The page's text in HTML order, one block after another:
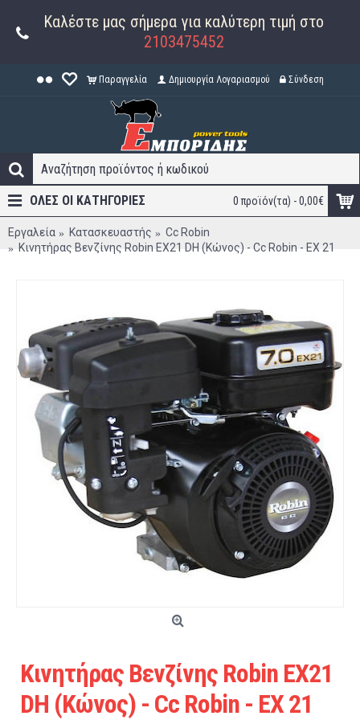
Καλέστε μας σήμερα για καλύτερη τιμή στο
2103475452
Παραγγελία Δημιουργία Λογαριασμού Σύνδεση
0 προϊόν(τα) - 0,00€
ΟΛΕΣ ΟΙ ΚΑΤΗΓΟΡΊΕΣ
Εργαλεία Κατασκευαστής
Cc Robin
Κινητήρας Βενζίνης Robin EX21 DH (Κώνος) - Cc Robin - EX 21
Κινητήρας Βενζίνης Robin EX21
DH (Κώνος) - Cc Robin - EX 21